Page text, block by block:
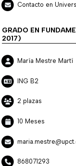
Contacto en
GRADO EN
2017)
María Mestre Martí
ING B2
2 plazas
10 Meses
868071293